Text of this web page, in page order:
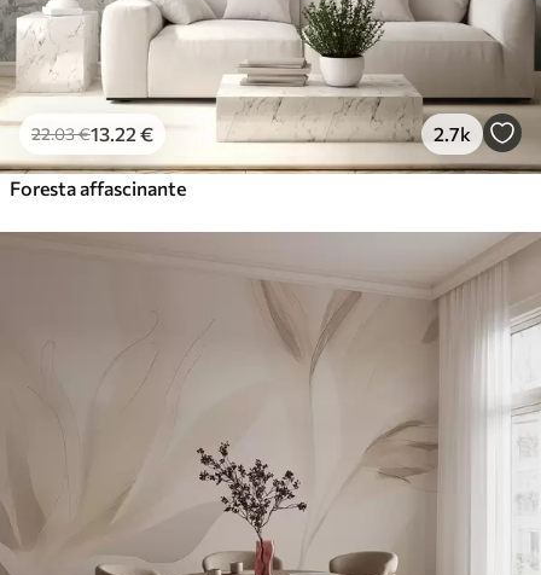
22.03€13 .22 € 2.7k
Foresta affascinante